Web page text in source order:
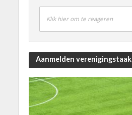
Klik hier om te reageren
Aanmelden verenigingstaak